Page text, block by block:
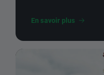
En savoir plus